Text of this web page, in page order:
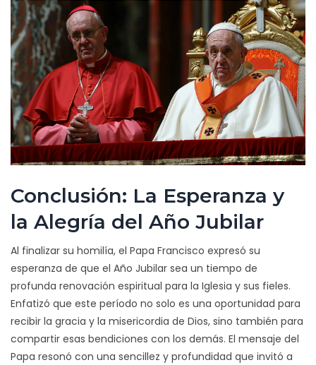
Conclusión: La Esperanza y
la Alegría del Año Jubilar
Al finalizar su homilía, el Papa Francisco expresó su
esperanza de que el Año Jubilar sea un tiempo de
profunda renovación espiritual para la Iglesia y sus fieles.
Enfatizó que este período no solo es una oportunidad para
recibir la gracia y la misericordia de Dios, sino también para
compartir esas bendiciones con los demás. El mensaje del
Papa resonó con una sencillez y profundidad que invitó a